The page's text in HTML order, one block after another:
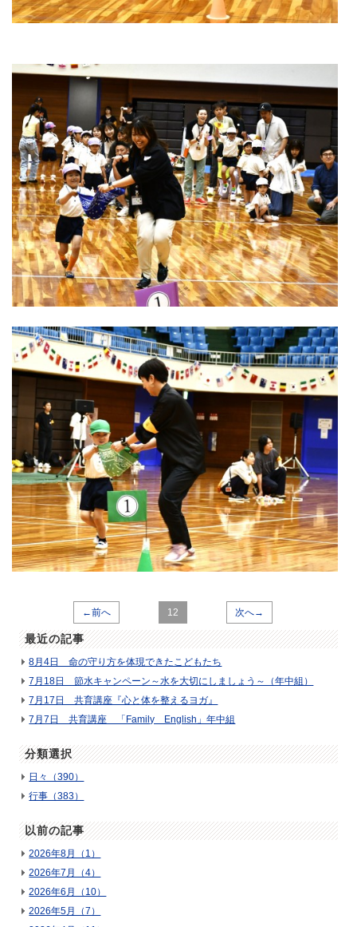
←前へ 12 次へ→
最近の記事
8月4日 命の守り方を体現できたこどもたち
7月18日 節水キャンペーン～水を大切にしましょう～（年中組）
7月17日 共育講座『心と体を整えるヨガ』
7月7日 共育講座 「Family English」年中組
分類選択
日々（390）
行事（383）
以前の記事
2026年8月（1）
2026年7月（4）
2026年6月（10）
2026年5月（7）